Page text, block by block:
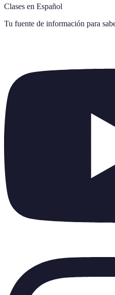
Clases en Español
Tu fuente de información para